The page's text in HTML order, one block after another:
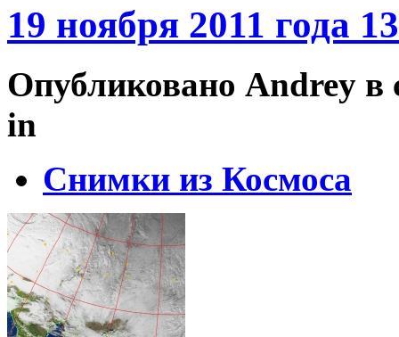
19 ноября 2011 года
Опубликовано Andrey в
in
Снимки из Космоса